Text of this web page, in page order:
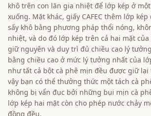
khô trên con lăn gia nhiệt để lớp kép ở
xuống. Mặt khác, giấy CAFEC thêm lớp
sấy khô bằng phương pháp thổi nóng,
nhiệt, và do đó lớp kép trên cả hai mặt
giữ nguyên và duy trì đủ chiều cao lý
bằng chiều cao ở mức lý tưởng nhất của
như tất cả bột cà phê mịn đều được giữ lại
vậy bạn có thể thưởng thức một tách cà
không bị vẩn đục bởi những bụi mịn cà
lớp kép hai mặt còn cho phép nước chảy
đồng đều.